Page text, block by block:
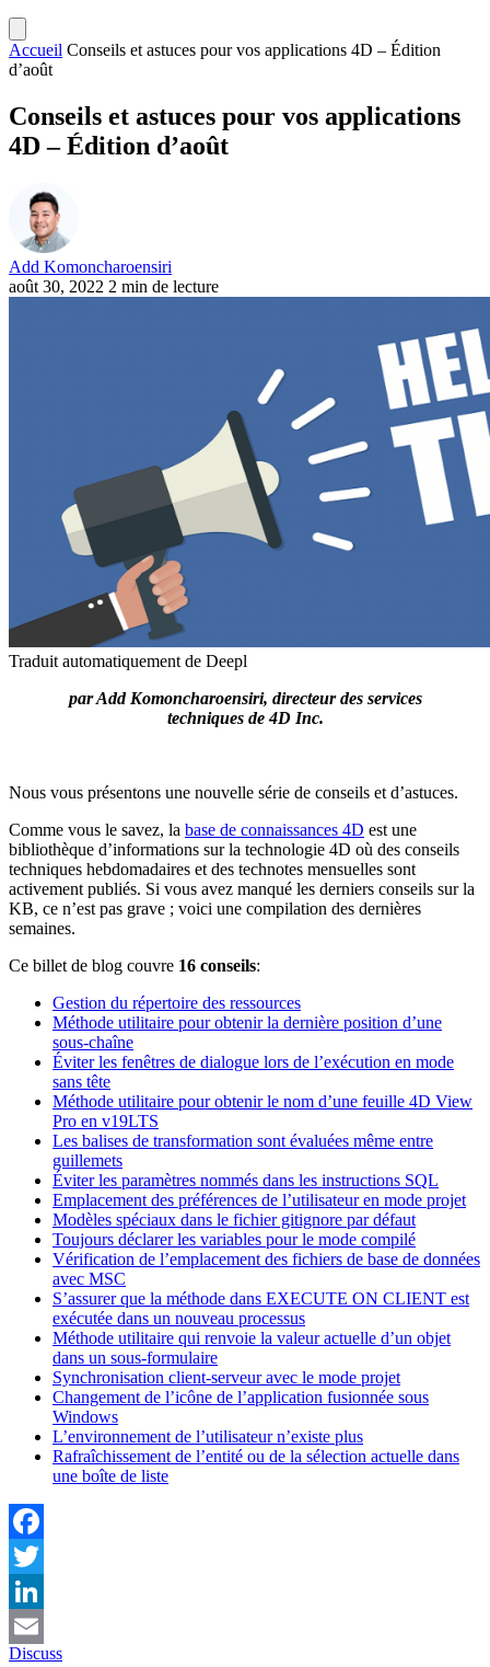
Accueil Conseils et astuces pour vos applications 4D – Édition
d’août
Conseils et astuces pour vos applications
4D – Édition d’août
Add Komoncharoensiri
août 30, 2022 2 min de lecture
Traduit automatiquement de Deepl
par Add Komoncharoensiri, directeur des services
techniques de 4D Inc.
Nous vous présentons une nouvelle série de conseils et d’astuces.
Comme vous le savez, la base de connaissances 4D est une
bibliothèque d’informations sur la technologie 4D où des conseils
techniques hebdomadaires et des technotes mensuelles sont
activement publiés. Si vous avez manqué les derniers conseils sur la
KB, ce n’est pas grave ; voici une compilation des dernières
semaines.
Ce billet de blog couvre 16 conseils:
Gestion du répertoire des ressources
Méthode utilitaire pour obtenir la dernière position d’une
sous-chaîne
Éviter les fenêtres de dialogue lors de l’exécution en mode
sans tête
Méthode utilitaire pour obtenir le nom d’une feuille 4D View
Pro en v19LTS
Les balises de transformation sont évaluées même entre
guillemets
Éviter les paramètres nommés dans les instructions SQL
Emplacement des préférences de l’utilisateur en mode projet
Modèles spéciaux dans le fichier gitignore par défaut
Toujours déclarer les variables pour le mode compilé
Vérification de l’emplacement des fichiers de base de données
avec MSC
S’assurer que la méthode dans EXECUTE ON CLIENT est
exécutée dans un nouveau processus
Méthode utilitaire qui renvoie la valeur actuelle d’un objet
dans un sous-formulaire
Synchronisation client-serveur avec le mode projet
Changement de l’icône de l’application fusionnée sous
Windows
L’environnement de l’utilisateur n’existe plus
Rafraîchissement de l’entité ou de la sélection actuelle dans
une boîte de liste
Facebook
Twitter
LinkedIn
Email
Discuss